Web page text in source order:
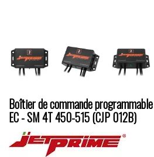
Boîtier de commande
EC - SM 4T 450-515 (CJP 012B)